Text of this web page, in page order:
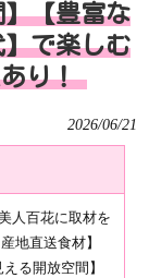
【豊富な
で楽しむ
り！
2026/06/21
人百花に取材を
地直送食材】
る開放空間】